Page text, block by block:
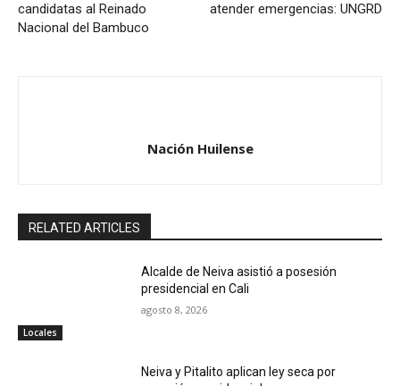
candidatas al Reinado
Nacional del Bambuco
atender emergencias: UNGRD
Nación Huilense
RELATED ARTICLES
Locales
Alcalde de Neiva asistió a posesión
presidencial en Cali
agosto 8, 2026
Neiva y Pitalito aplican ley seca por